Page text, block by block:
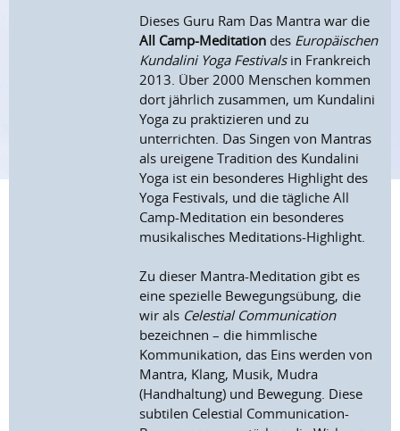
Dieses Guru Ram Das Mantra war die
All Camp-Meditation des Europäischen
Kundalini Yoga Festivalsin Frankreich
2013. Über 2000 Menschen kommen
dort jährlich zusammen, um Kundalini
Yoga zu praktizieren und zu
unterrichten. Das Singen von Mantras
als ureigene Tradition des Kundalini
Yoga ist ein besonderes Highlight des
Yoga Festivals, und die tägliche All
Camp-Meditation ein besonderes
musikalisches Meditations-Highlight.
Zu dieser Mantra-Meditation gibt es
eine spezielle Bewegungsübung, die
wir als Celestial Communication
bezeichnen – die himmlische
Kommunikation, das Eins werden von
Mantra, Klang, Musik, Mudra
(Handhaltung) und Bewegung. Diese
subtilen Celestial Communication-